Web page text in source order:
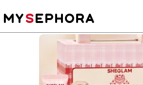
MYSEPHORA